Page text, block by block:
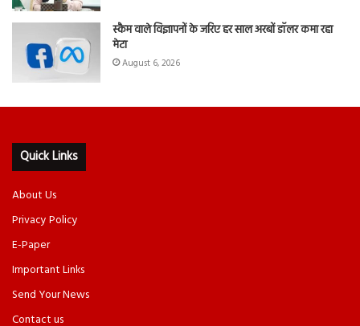
स्कैम वाले विज्ञापनों के जरिए हर साल अरबों डॉलर कमा रहा
मेटा
August 6, 2026
Quick Links
About Us
Privacy Policy
E-Paper
Important Links
Send Your News
Contact us